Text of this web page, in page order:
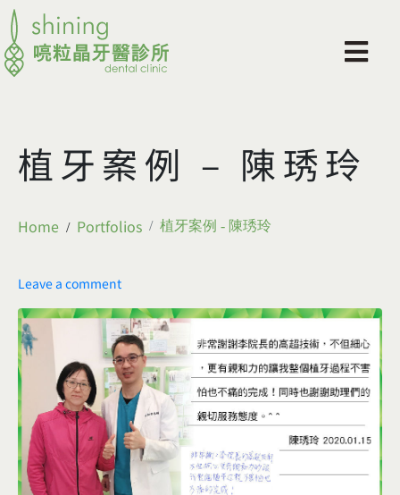
植牙案例 – 陳琇玲
Home Portfolios 植牙案例 - 陳琇玲
Leave a comment